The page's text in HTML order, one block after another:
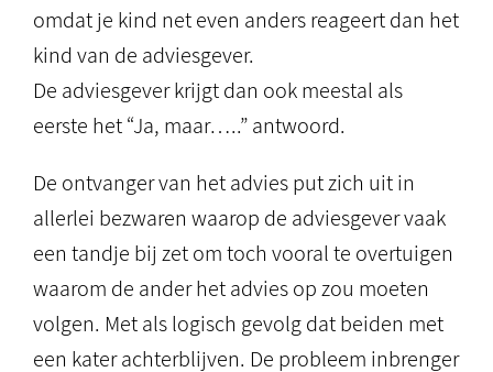
omdat je kind net even anders reageert dan het
kind van de adviesgever.
De adviesgever krijgt dan ook meestal als
eerste het “Ja, maar…..” antwoord.
De ontvanger van het advies put zich uit in
allerlei bezwaren waarop de adviesgever vaak
een tandje bij zet om toch vooral te overtuigen
waarom de ander het advies op zou moeten
volgen. Met als logisch gevolg dat beiden met
een kater achterblijven. De probleem inbrenger